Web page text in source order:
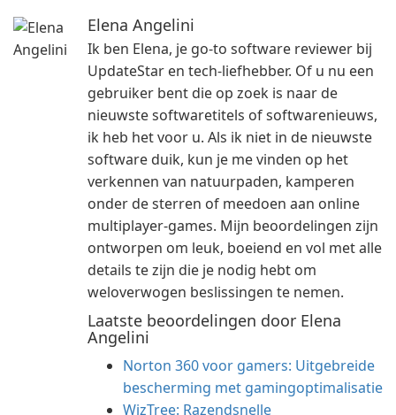
Elena Angelini
Ik ben Elena, je go-to software reviewer bij
UpdateStar en tech-liefhebber. Of u nu een
gebruiker bent die op zoek is naar de
nieuwste softwaretitels of softwarenieuws,
ik heb het voor u. Als ik niet in de nieuwste
software duik, kun je me vinden op het
verkennen van natuurpaden, kamperen
onder de sterren of meedoen aan online
multiplayer-games. Mijn beoordelingen zijn
ontworpen om leuk, boeiend en vol met alle
details te zijn die je nodig hebt om
weloverwogen beslissingen te nemen.
Laatste beoordelingen door Elena
Angelini
Norton 360 voor gamers: Uitgebreide
bescherming met gamingoptimalisatie
WizTree: Razendsnelle